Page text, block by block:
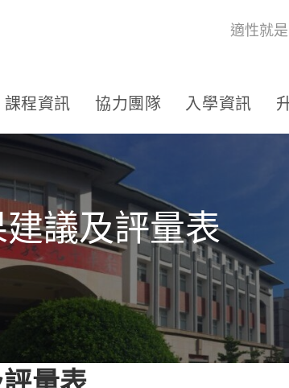
適性就
課程資訊 協力團隊 入學資訊
議及評量表